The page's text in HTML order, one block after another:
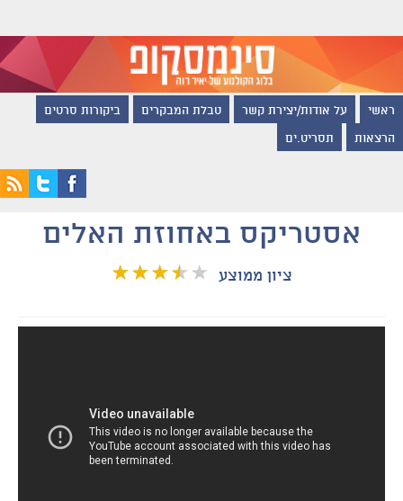
ראשי על אודות/יצירת קשר טבלת המבקרים ביקורות סרטים
הרצאות תסריט.ים
אסטריקס באחוזת האלים
ציון ממוצע